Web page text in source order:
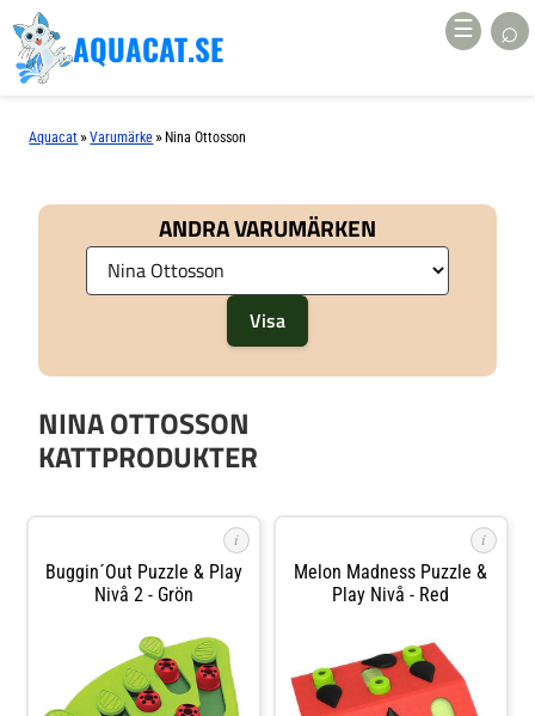
AQUACAT.SE ☰ ⌕
Aquacat »Varumärke » Nina Ottosson
ANDRA VARUMÄRKEN
NINA OTTOSSON
KATTPRODUKTER
i
Buggin´Out Puzzle & Play
Nivå 2 - Grön
i
Melon Madness Puzzle &
Play Nivå - Red